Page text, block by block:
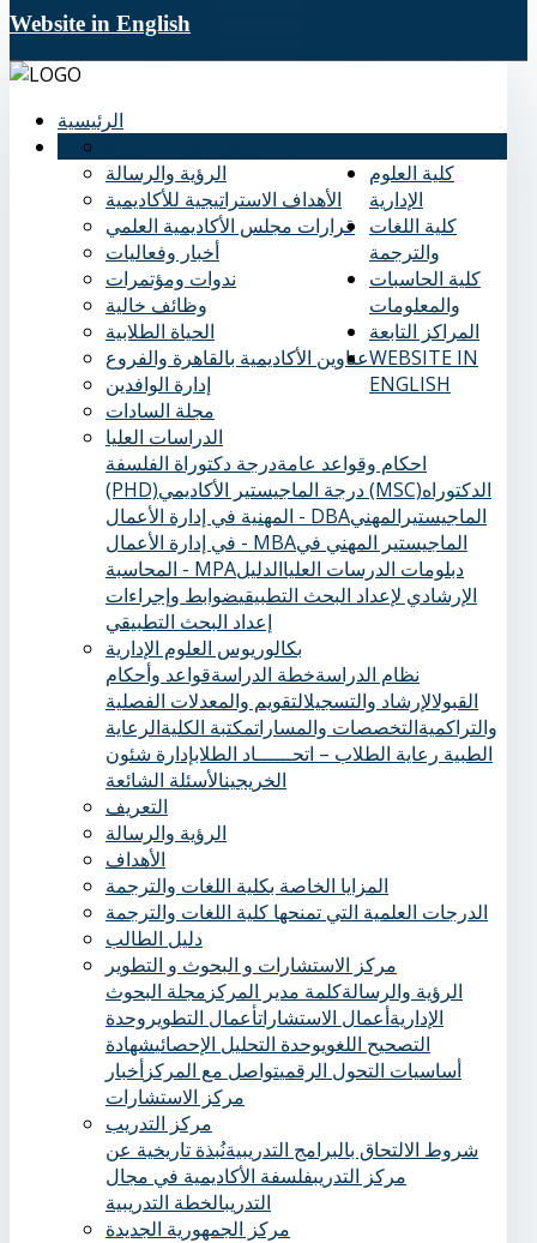
Website in English
الرئيسية
الرؤية والرسالة
الأهداف الاستراتيجية للأكاديمية
قرارات مجلس الأكاديمية العلمي
أخبار وفعاليات
ندوات ومؤتمرات
وظائف خالية
الحياة الطلابية
عناوين الأكاديمية بالقاهرة والفروع
إدارة الوافدين
كلية العلوم
الإدارية
مجلة السادات
الدراسات العليا
احكام وقواعد عامةدرجة دكتوراة الفلسفة
(PHD)
درجة الماجيستير الأكاديمي (MSC)الدكتوراه
المهنية في إدارة الأعمال - DBAالماجيستيرالمهني
في إدارة الأعمال - MBAالماجيستير المهني في
المحاسبة - MPA
دبلومات الدرسات العلياالدليل
الإرشادي لإعداد البحث التطبيقيضوابط وإجراءات
إعداد البحث التطبيقي
بكالوريوس العلوم الإدارية
نظام الدراسةخطة الدراسةقواعد وأحكام
القبولالإرشاد والتسجيلالتقويم والمعدلات الفصلية
والتراكميةالتخصصات والمساراتمكتبة الكليةالرعاية
الطبية ‏ رعاية الطلاب – اتحــــــاد الطلابإدارة شئون
الخريجينالأسئلة الشائعة
كلية اللغات
والترجمة
التعريف
الرؤية والرسالة
الأهداف
المزايا الخاصة بكلية اللغات والترجمة
الدرجات العلمية التي تمنحها كلية اللغات والترجمة
دليل الطالب
كلية الحاسبات
والمعلومات
المراكز التابعة
مركز الاستشارات و البحوث و التطوير
الرؤية والرسالةكلمة مدير المركز مجلة البحوث
الإداريةأعمال الاستشاراتأعمال التطوير وحدة
التصحيح اللغويوحدة التحليل الإحصائيشهادة
أساسيات التحول الرقميتواصل مع المركزأخبار
مركز الاستشارات
مركز التدريب
شروط الالتحاق بالبرامج التدريبيةنُبذة تاريخية عن
مركز التدريبفلسفة الأكاديمية في مجال
التدريبالخطة التدريبية
مركز الجمهورية الجديدة
WEBSITE IN
ENGLISH